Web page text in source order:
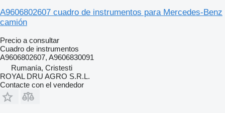
A9606802607 cuadro de instrumentos para Mercedes-Benz
camión
Precio a consultar
Cuadro de instrumentos
A9606802607, A9606830091
Rumanía, Cristesti
ROYAL DRU AGRO S.R.L.
Contacte con el vendedor